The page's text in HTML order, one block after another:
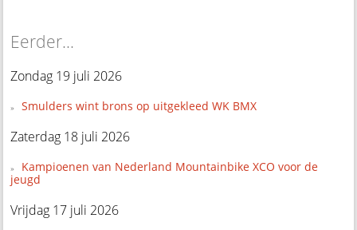
Eerder...
Zondag 19 juli 2026
Smulders wint brons op uitgekleed WK BMX
Zaterdag 18 juli 2026
Kampioenen van Nederland Mountainbike XCO voor de
jeugd
Vrijdag 17 juli 2026